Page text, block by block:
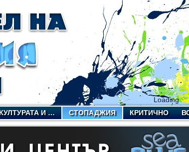
Loading
И … СТОПАДЖИЯ КРИТИЧНО